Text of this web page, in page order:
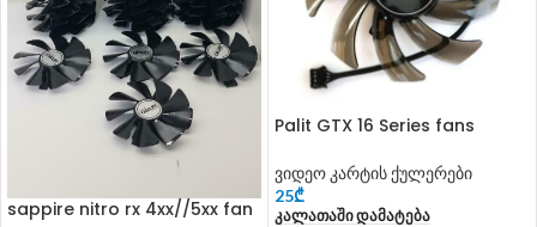
sappire nitro rx 4xx//5xx fan
Palit GTX 16 Series fans
ვიდეო კარტის ქულერები
25₾
Კალათაში Დამატება